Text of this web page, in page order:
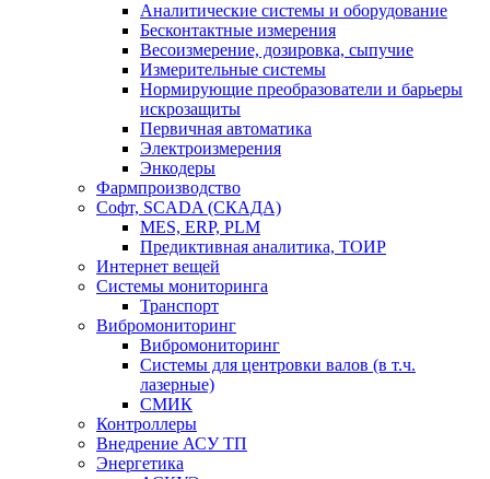
Аналитические системы и оборудование
Бесконтактные измерения
Весоизмерение, дозировка, сыпучие
Измерительные системы
Нормирующие преобразователи и барьеры
искрозащиты
Первичная автоматика
Электроизмерения
Энкодеры
Фармпроизводство
Софт, SCADA (СКАДА)
MES, ERP, PLM
Предиктивная аналитика, ТОИР
Интернет вещей
Системы мониторинга
Транспорт
Вибромониторинг
Вибромониторинг
Системы для центровки валов (в т.ч.
лазерные)
СМИК
Контроллеры
Внедрение АСУ ТП
Энергетика